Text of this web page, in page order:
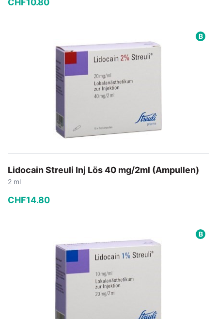
CHF10.80
In den Warenkorb
B
Lidocain Streuli Inj Lös 40 mg/2ml (Ampullen)
2 ml
CHF14.80
In den Warenkorb
B